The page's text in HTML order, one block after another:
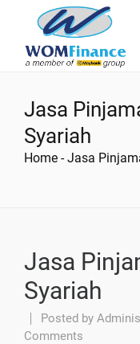
Jasa
Syariah
Home -Jasa
Jasa
Syariah
Posted by
Comments